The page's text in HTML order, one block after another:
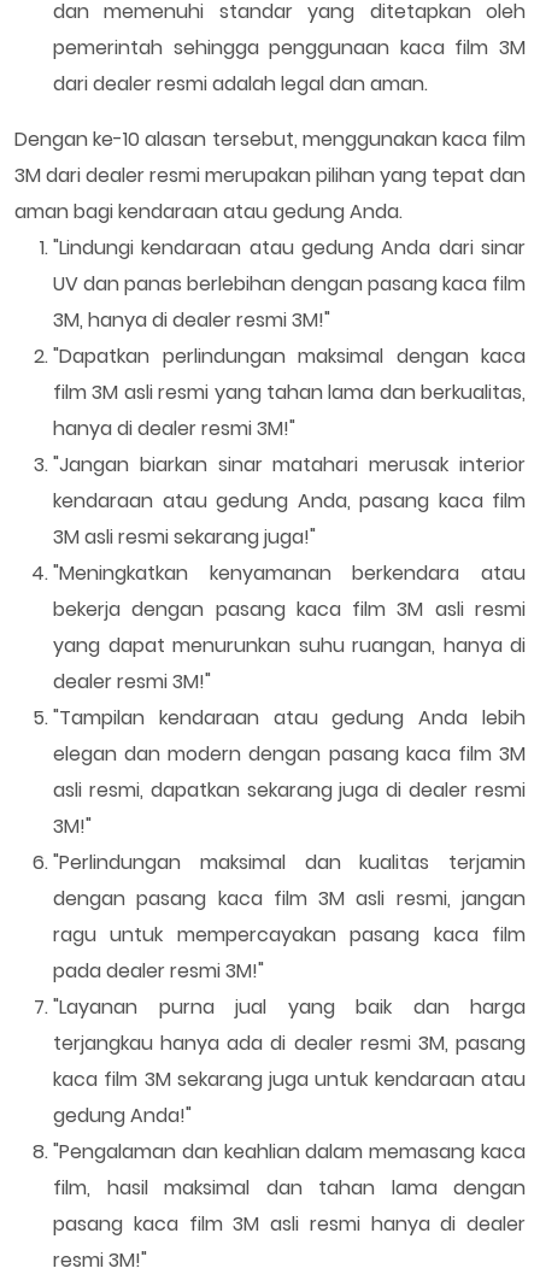
dan memenuhi standar yang ditetapkan oleh
pemerintah sehingga penggunaan kaca film 3M
dari dealer resmi adalah legal dan aman.
Dengan ke-10 alasan tersebut, menggunakan kaca film
3M dari dealer resmi merupakan pilihan yang tepat dan
aman bagi kendaraan atau gedung Anda.
"Lindungi kendaraan atau gedung Anda dari sinar
UV dan panas berlebihan dengan pasang kaca film
3M, hanya di dealer resmi 3M!"
"Dapatkan perlindungan maksimal dengan kaca
film 3M asli resmi yang tahan lama dan berkualitas,
hanya di dealer resmi 3M!"
"Jangan biarkan sinar matahari merusak interior
kendaraan atau gedung Anda, pasang kaca film
3M asli resmi sekarang juga!"
"Meningkatkan kenyamanan berkendara atau
bekerja dengan pasang kaca film 3M asli resmi
yang dapat menurunkan suhu ruangan, hanya di
dealer resmi 3M!"
"Tampilan kendaraan atau gedung Anda lebih
elegan dan modern dengan pasang kaca film 3M
asli resmi, dapatkan sekarang juga di dealer resmi
3M!"
"Perlindungan maksimal dan kualitas terjamin
dengan pasang kaca film 3M asli resmi, jangan
ragu untuk mempercayakan pasang kaca film
pada dealer resmi 3M!"
"Layanan purna jual yang baik dan harga
terjangkau hanya ada di dealer resmi 3M, pasang
kaca film 3M sekarang juga untuk kendaraan atau
gedung Anda!"
"Pengalaman dan keahlian dalam memasang kaca
film, hasil maksimal dan tahan lama dengan
pasang kaca film 3M asli resmi hanya di dealer
resmi 3M!"